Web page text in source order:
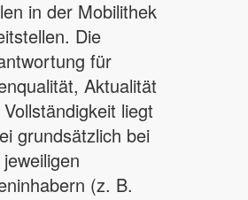
in der Mobilithek
Die
für
Aktualität
liegt
grundsätzlich bei
(z. B.